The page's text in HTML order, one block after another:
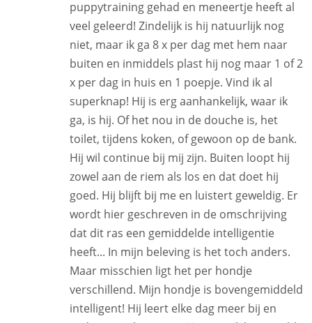
puppytraining gehad en meneertje heeft al
veel geleerd! Zindelijk is hij natuurlijk nog
niet, maar ik ga 8 x per dag met hem naar
buiten en inmiddels plast hij nog maar 1 of 2
x per dag in huis en 1 poepje. Vind ik al
superknap! Hij is erg aanhankelijk, waar ik
ga, is hij. Of het nou in de douche is, het
toilet, tijdens koken, of gewoon op de bank.
Hij wil continue bij mij zijn. Buiten loopt hij
zowel aan de riem als los en dat doet hij
goed. Hij blijft bij me en luistert geweldig. Er
wordt hier geschreven in de omschrijving
dat dit ras een gemiddelde intelligentie
heeft... In mijn beleving is het toch anders.
Maar misschien ligt het per hondje
verschillend. Mijn hondje is bovengemiddeld
intelligent! Hij leert elke dag meer bij en